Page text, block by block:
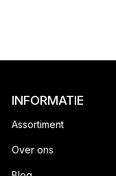
INFORMATIE
Assortiment
Over ons